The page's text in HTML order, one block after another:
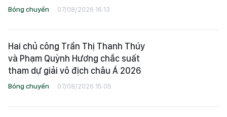
Bóng chuyền 07/08/2026 16:13
Hai chủ công Trần Thị Thanh Thúy
và Phạm Quỳnh Hương chắc suất
tham dự giải vô địch châu Á 2026
Bóng chuyền 07/08/2026 15:05